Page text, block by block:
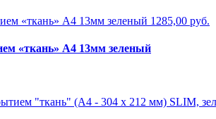
1285,00 руб.
«ткань» А4 13мм зеленый